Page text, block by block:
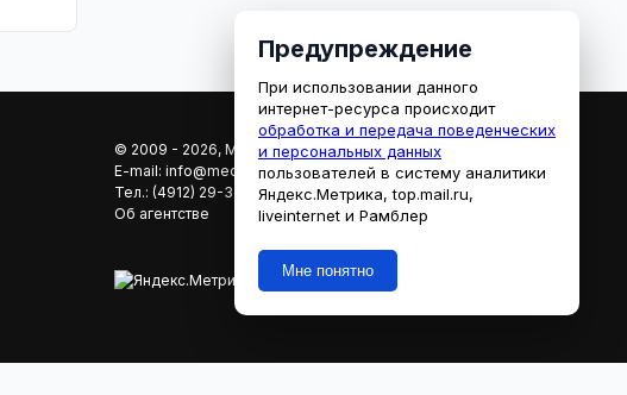
© 2009 - 2026, МЕДИАРЯЗАНЬ
E-mail: info@mediaryazan.ru,reklama@mediaryazan.ru
Тел.: (4912) 29-33-66
Об агентстве
Предупреждение
При использовании данного
интернет-ресурса происходит
обработка и передача поведенческих
и персональных данных
пользователей в систему аналитики
Яндекс.Метрика, top.mail.ru,
liveinternet и Рамблер
Мне понятно